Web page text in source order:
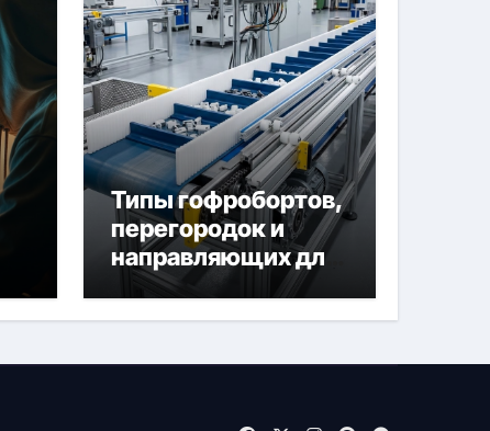
Типы гофробортов,
перегородок и
направляющих для
конвейерных лент